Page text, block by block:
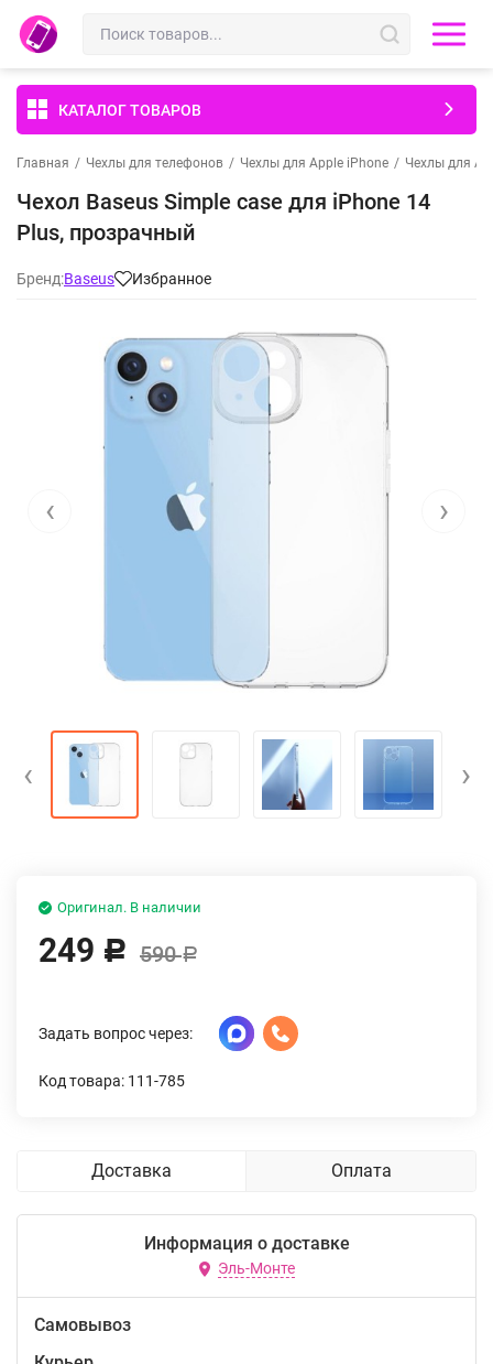
КАТАЛОГ ТОВАРОВ
Главная / Чехлы для телефонов / Чехлы для Apple iPhone / Чехлы для
Чехол Baseus Simple case для iPhone 14
Plus, прозрачный
Бренд:Baseus Избранное
‹ ›
‹ ›
Оригинал. В наличии
249 Р 590Р
Задать вопрос через:
Код товара: 111-785
Доставка Оплата
Информация о доставке
Эль-Монте
Самовывоз